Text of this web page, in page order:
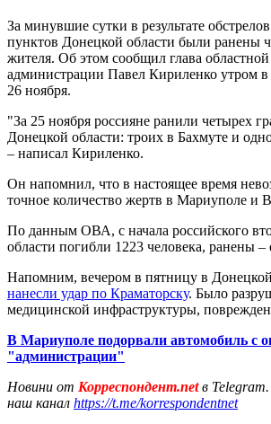
За минувшие сутки в результате
пунктов Донецкой области были ранены
жителя. Об этом сообщил глава
администрации Павел Кириленко утром в
26 ноября.
"За 25 ноября россияне ранили четырех
Донецкой области: троих в Бахмуте и
– написал Кириленко.
Он напомнил, что в настоящее время
точное количество жертв в Мариуполе и
По данным ОВА, с начала российского
области погибли 1223 человека, ранены –
Напомним, вечером в пятницу в
нанесли удар по Краматорску. Было
медицинской инфраструктуры,
В Мариуполе подорвали автомобиль с
"администрации"
Новини от Корреспондент.netв
наш канал https://t.me/korrespondentnet